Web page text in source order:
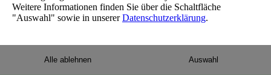
Weitere Informationen finden Sie über die Schaltfläche
"Auswahl" sowie in unsererDatenschutzerklärung.
Auswahl
Alle ablehnen